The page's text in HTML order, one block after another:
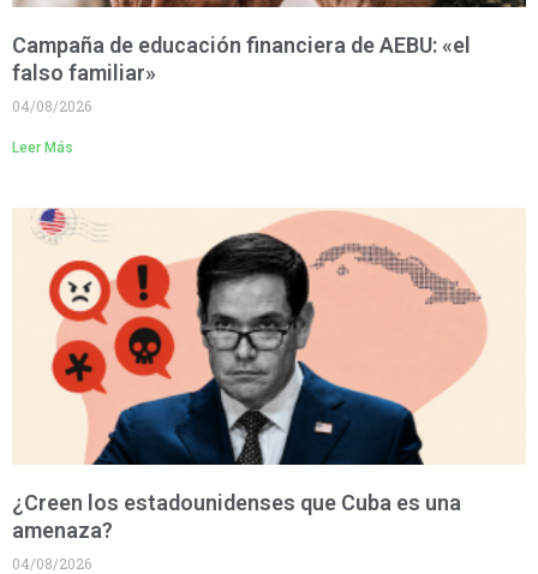
Campaña de educación financiera de AEBU: «el
falso familiar»
04/08/2026
Leer Más
¿Creen los estadounidenses que Cuba es una
amenaza?
04/08/2026